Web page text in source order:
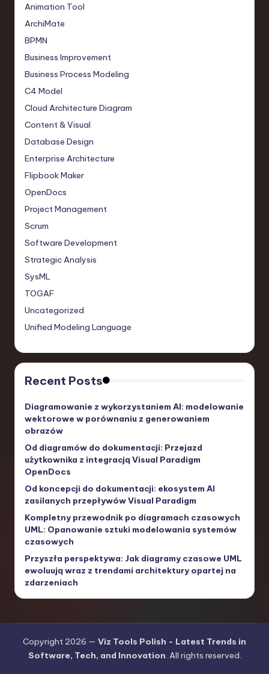
Animation Tool
ArchiMate
BPMN
Business Improvement
Business Process Modeling
C4 Model
Cloud Architecture Diagram
Content & Visual
Database Design
Enterprise Architecture
Flipbook Maker
OpenDocs
Project Management
Scrum
Software Development
Strategic Analysis
SysML
TOGAF
Uncategorized
Unified Modeling Language
Recent Posts
Diagramowanie z wykorzystaniem AI: modelowanie
wektorowe w porównaniu z generowaniem
obrazów
Od diagramów do dokumentacji: Przejazd
użytkownika z integracją Visual Paradigm
OpenDocs
Od koncepcji do dokumentacji: ekosystem AI
zasilanych przepływów Visual Paradigm
Kompletny przewodnik po diagramach czasowych
UML: Opanowanie sztuki modelowania systemów
czasowych
Przyszła perspektywa: Jak diagramy czasowe UML
ewoluują wraz z trendami architektury opartej na
zdarzeniach
Copyright 2026 — Viz Tools Polish - Latest Trends in
Software, Tech, and Innovation. All rights reserved.